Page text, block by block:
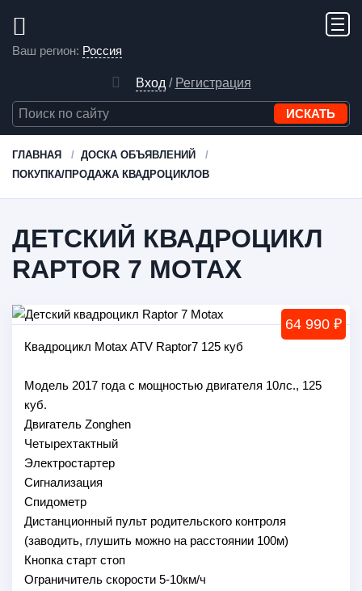
Ваш регион: Россия
Вход / Регистрация
ГЛАВНАЯ
ДОСКА ОБЪЯВЛЕНИЙ
ПОКУПКА/ПРОДАЖА КВАДРОЦИКЛОВ
ДЕТСКИЙ КВАДРОЦИКЛ
RAPTOR 7 MOTAX
64 990 ₽
Квадроцикл Motax ATV Raptor7 125 куб
Модель 2017 года с мощностью двигателя 10лс., 125
куб.
Двигатель Zonghen
Четырехтактный
Электростартер
Сигнализация
Спидометр
Дистанционный пульт родительского контроля
(заводить, глушить можно на расстоянии 100м)
Кнопка старт стоп
Ограничитель скорости 5-10км/ч